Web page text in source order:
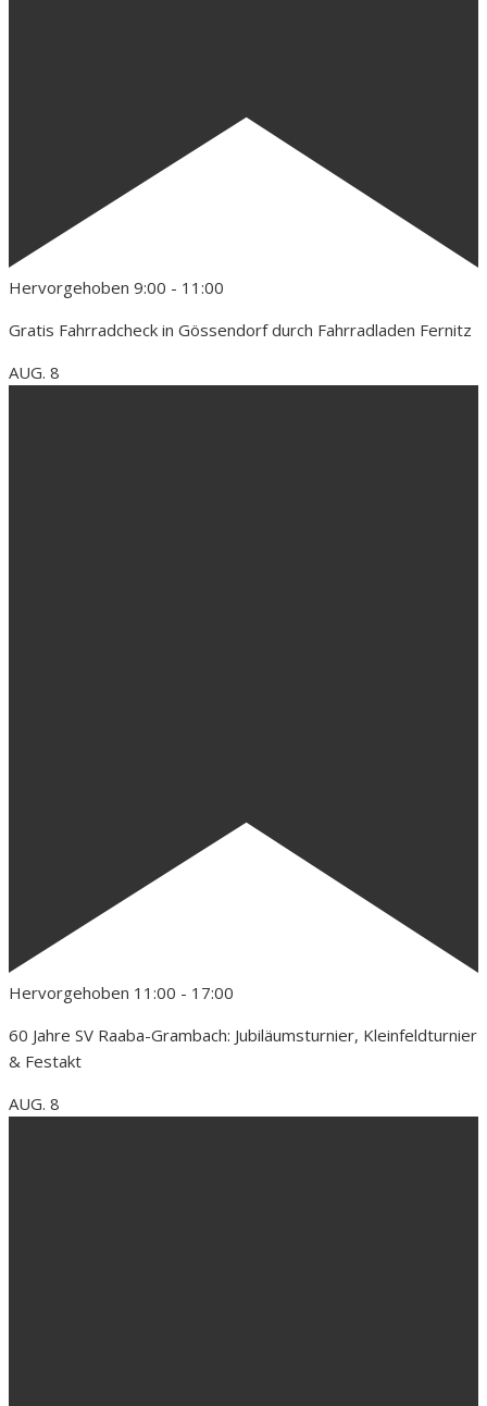
Hervorgehoben 9:00 - 11:00
Gratis Fahrradcheck in Gössendorf durch Fahrradladen Fernitz
AUG. 8
Hervorgehoben 11:00 - 17:00
60 Jahre SV Raaba-Grambach: Jubiläumsturnier, Kleinfeldturnier
& Festakt
AUG. 8